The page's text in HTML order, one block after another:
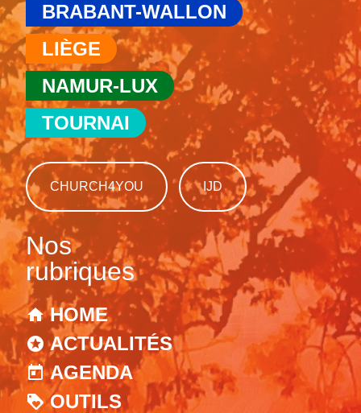
BRABANT-WALLON
LIÈGE
NAMUR-LUX
TOURNAI
CHURCH4YOU IJD
Nos
rubriques
HOME
ACTUALITÉS
AGENDA
OUTILS